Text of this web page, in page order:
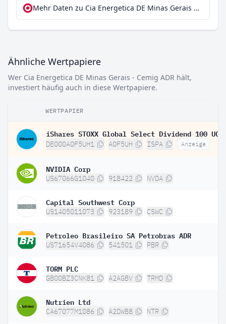
Mehr Daten zu Cia Energetica DE Minas Gerais - Cemig ADR bei extraETF
Ähnliche Wertpapiere
Wer Cia Energetica DE Minas Gerais - Cemig ADR hält,
investiert häufig auch in diese Wertpapiere.
WERTPAPIER
DE000A0F5UH1 A0F5UH ISPA Anzeige
NVIDIA Corp
US67066G1040 918422 NVDA
Capital Southwest Corp
US1405011073 923189 CSWC
Petroleo Brasileiro SA Petrobras ADR
US71654V4086 541501 PBR
TORM PLC
GB00BZ3CNK81 A2AGBV TRMD
Nutrien Ltd
CA67077M1086 A2DWB8 NTR